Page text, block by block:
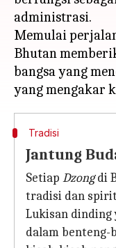
administrasi.
Memulai
Bhutan
bangsa yang
Tradisi
Jantung
Setiap Dzongdi
tradisi dan
Lukisan
dalam